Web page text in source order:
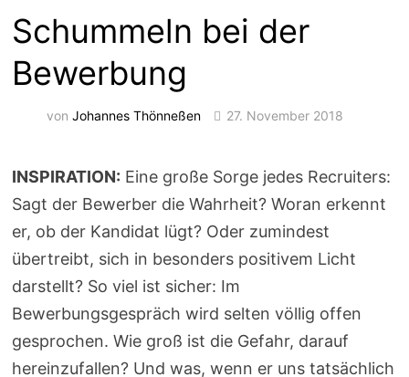
Schummeln bei der
Bewerbung
vonJohannes Thönneßen 27. November 2018
INSPIRATION: Eine große Sorge jedes Recruiters:
Sagt der Bewerber die Wahrheit? Woran erkennt
er, ob der Kandidat lügt? Oder zumindest
übertreibt, sich in besonders positivem Licht
darstellt? So viel ist sicher: Im
Bewerbungsgespräch wird selten völlig offen
gesprochen. Wie groß ist die Gefahr, darauf
hereinzufallen? Und was, wenn er uns tatsächlich